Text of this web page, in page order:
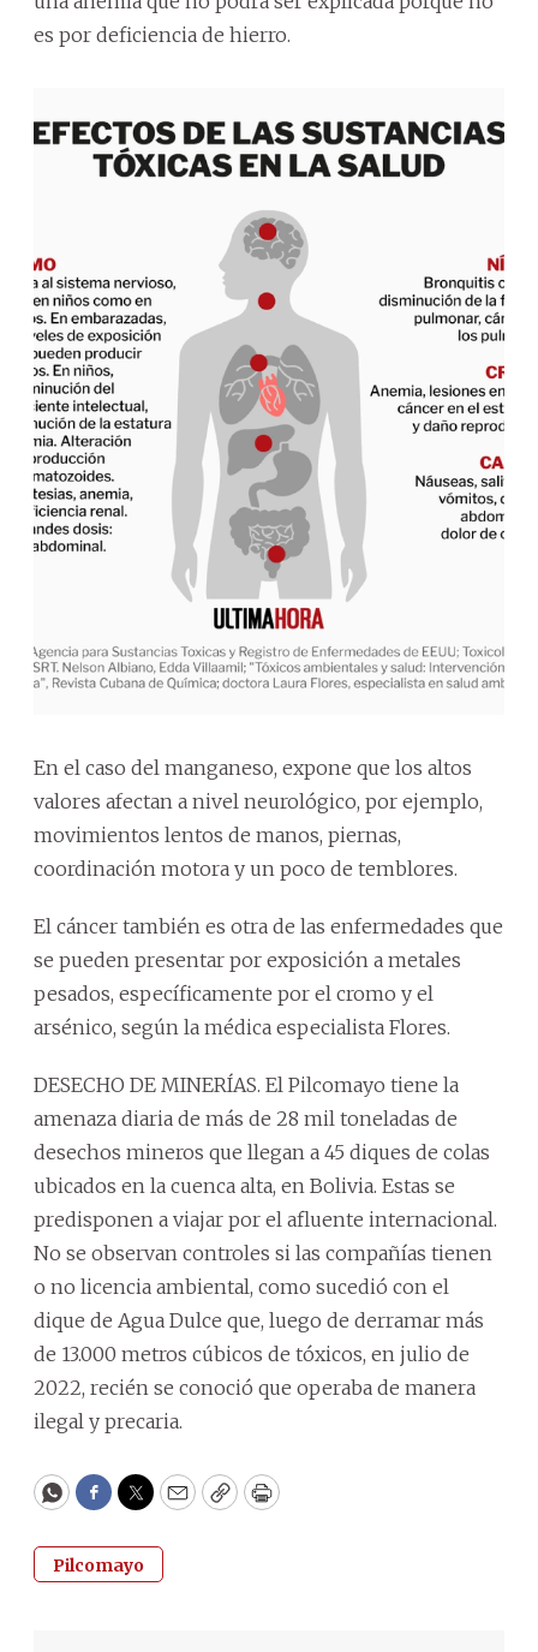
es por deficiencia de hierro.
En el caso del manganeso, expone que los altos
valores afectan a nivel neurológico, por ejemplo,
movimientos lentos de manos, piernas,
coordinación motora y un poco de temblores.
El cáncer también es otra de las enfermedades que
se pueden presentar por exposición a metales
pesados, específicamente por el cromo y el
arsénico, según la médica especialista Flores.
DESECHO DE MINERÍAS. El Pilcomayo tiene la
amenaza diaria de más de 28 mil toneladas de
desechos mineros que llegan a 45 diques de colas
ubicados en la cuenca alta, en Bolivia. Estas se
predisponen a viajar por el afluente internacional.
No se observan controles si las compañías tienen
o no licencia ambiental, como sucedió con el
dique de Agua Dulce que, luego de derramar más
de 13.000 metros cúbicos de tóxicos, en julio de
2022, recién se conoció que operaba de manera
ilegal y precaria.
WhatsApp
Facebook
Twitter
EmailCopyPrint
Pilcomayo